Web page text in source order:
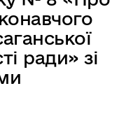
ради» зі